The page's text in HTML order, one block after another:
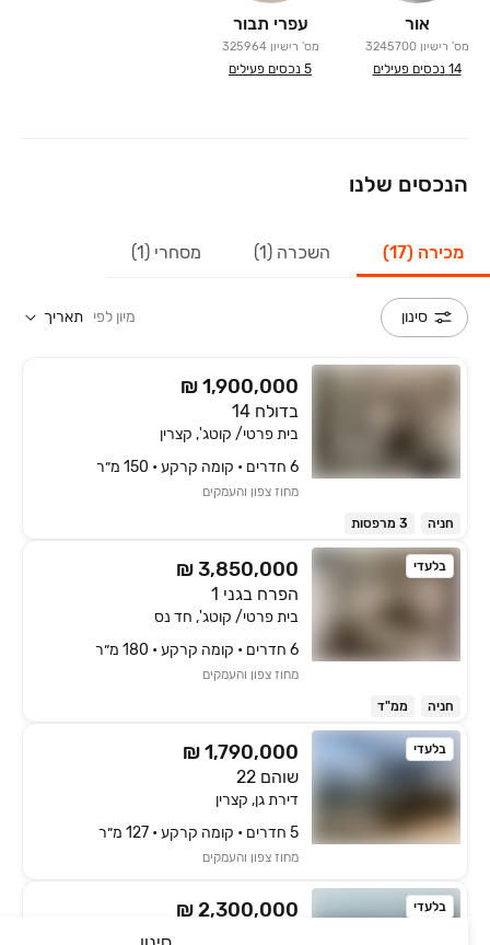
אור
מס' רישיון 3245700
14 נכסים פעילים
עפרי תבור
מס' רישיון 325964
5 נכסים פעילים
הנכסים שלנו
מכירה (17) השכרה (1) מסחרי (1)
סינון מיון לפי תאריך
₪ 1,900,000
בדולח 14
בית פרטי/ קוטג', קצרין
6 חדרים • קומה ‎קרקע‏ • 150 מ״ר
מחוז צפון והעמקים
חניה 3 מרפסות
בלעדי ₪ 3,850,000
הפרח בגני 1
בית פרטי/ קוטג', חד נס
6 חדרים • קומה ‎קרקע‏ • 180 מ״ר
מחוז צפון והעמקים
חניה ממ"ד
בלעדי ₪ 1,790,000
שוהם 22
דירת גן, קצרין
5 חדרים • קומה ‎קרקע‏ • 127 מ״ר
מחוז צפון והעמקים
בלעדי ₪ 2,300,000